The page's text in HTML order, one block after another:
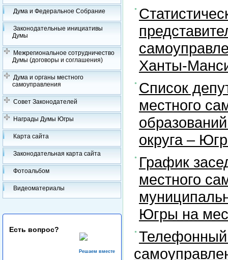
Дума и Федеральное Собрание
Законодательные инициативы
Думы
Межрегиональное сотрудничество
Думы (договоры и соглашения)
Дума и органы местного
самоуправления
Совет Законодателей
Награды Думы Югры
Карта сайта
Законодательная карта сайта
Фотоальбом
Видеоматериалы
Есть вопрос?
Решаем вместе
Ханты-
Список
местного
округа –
График
местного
Югры на
Телефонный